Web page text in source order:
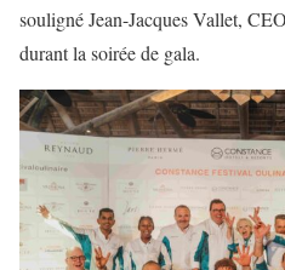
souligné Jean-Jacques Vallet,
durant la soirée de gala.